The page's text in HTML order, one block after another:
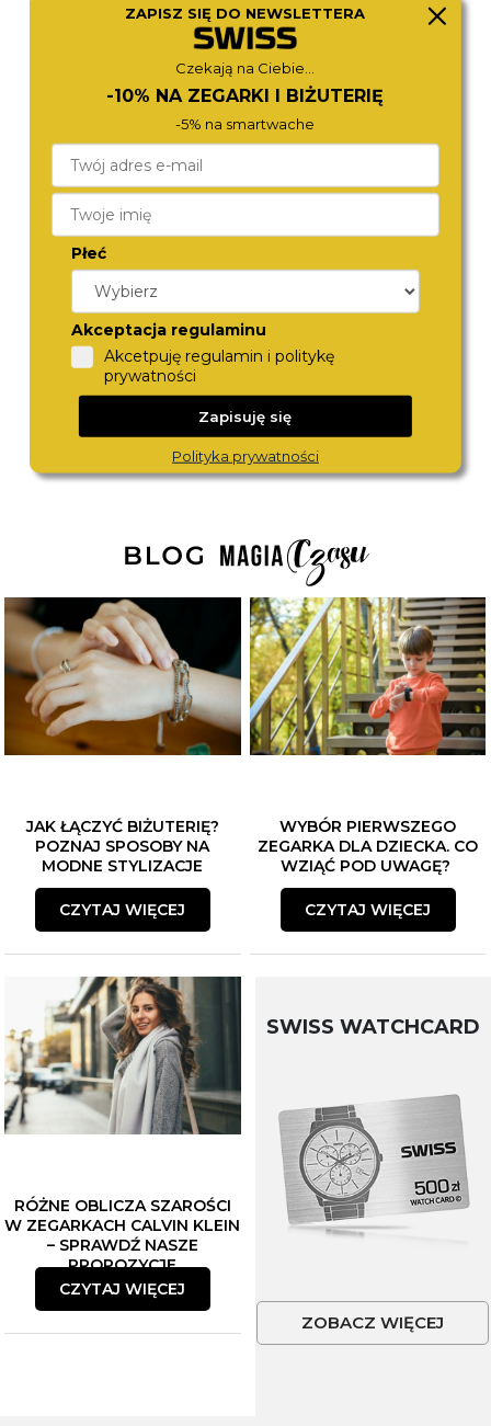
LACOSTE TORII
TORII
B41BG.FG
590,-
JAK ŁĄCZYĆ BIŻUTERIĘ?
POZNAJ SPOSOBY NA
MODNE STYLIZACJE
CZYTAJ WIĘCEJ
WYBÓR PIERWSZEGO
ZEGARKA DLA DZIECKA. CO
WZIĄĆ POD UWAGĘ?
CZYTAJ WIĘCEJ
RÓŻNE OBLICZA SZAROŚCI
W ZEGARKACH CALVIN KLEIN
– SPRAWDŹ NASZE
PROPOZYCJE
CZYTAJ WIĘCEJ
SWISS WATCHCARD
ZOBACZ WIĘCEJ
ZAPISZ SIĘ DO NEWSLETTERA
Czekają na Ciebie...
-10% NA ZEGARKI I BIŻUTERIĘ
-5% na smartwache
Płeć
Akceptacja regulaminu
Akcetpuję regulamin i politykę
prywatności
Zapisuję się
Polityka prywatności